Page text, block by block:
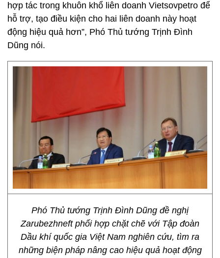
hợp tác trong khuôn khổ liên doanh Vietsovpetro để
hỗ trợ, tạo điều kiện cho hai liên doanh này hoạt
động hiệu quả hơn”, Phó Thủ tướng Trịnh Đình
Dũng nói.
Phó Thủ tướng Trịnh Đình Dũng đề nghị
Zarubezhneft phối hợp chặt chẽ với Tập đoàn
Dầu khí quốc gia Việt Nam nghiên cứu, tìm ra
những biện pháp nâng cao hiệu quả hoạt động